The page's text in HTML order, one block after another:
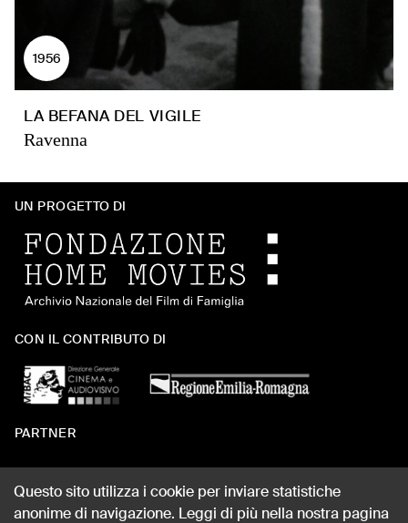
1956
LA BEFANA DEL VIGILE
Ravenna
UN PROGETTO DI
CON IL CONTRIBUTO DI
PARTNER
Questo sito utilizza i cookie per inviare statistiche
anonime di navigazione. Leggi di più nella nostra pagina